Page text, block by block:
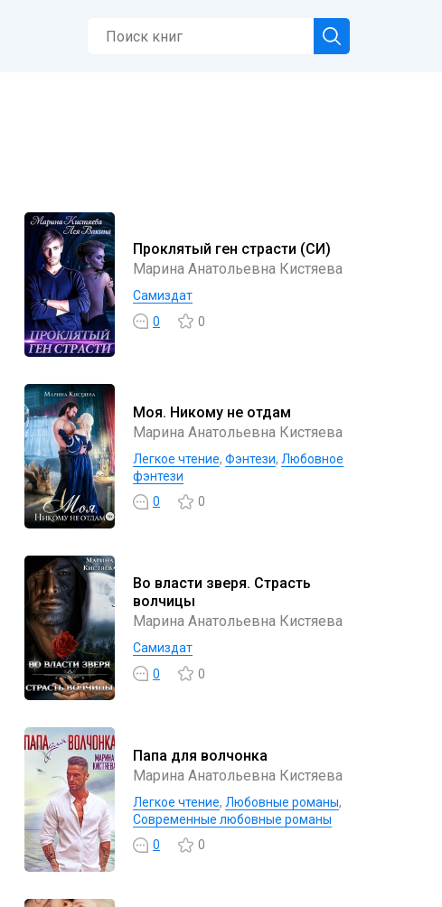
Проклятый ген страсти (СИ)
Марина Анатольевна Кистяева
Самиздат
0
0
Моя. Никому не отдам
Марина Анатольевна Кистяева
Легкое чтение, Фэнтези, Любовное
фэнтези
0
0
Во власти зверя. Страсть
волчицы
Марина Анатольевна Кистяева
Самиздат
0
0
Папа для волчонка
Марина Анатольевна Кистяева
Легкое чтение, Любовные романы,
Современные любовные романы
0
0